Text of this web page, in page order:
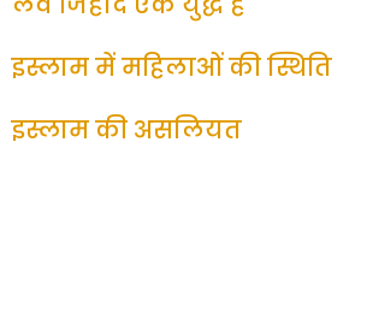
इस्लाम में महिलाओं की स्थिति
इस्लाम की असलियत